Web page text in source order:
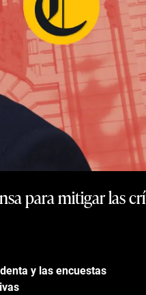
para mitigar las
y las encuestas